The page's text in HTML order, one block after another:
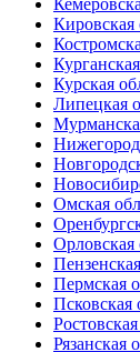
Кировская
Курская
Липецкая
Омская
Орловская
Пермская
Псковская
Рязанская